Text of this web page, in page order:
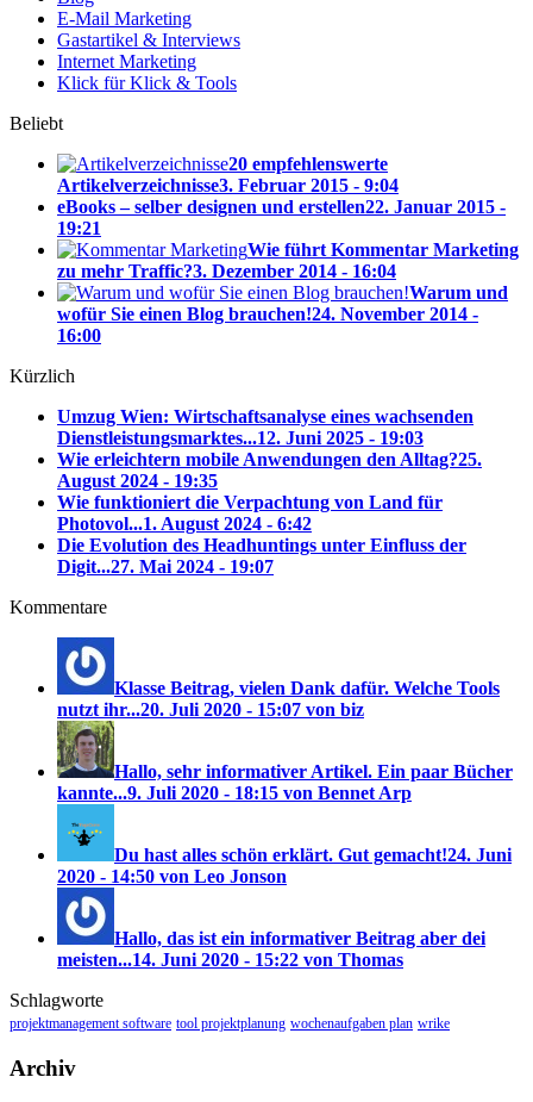
E-Mail Marketing
Gastartikel & Interviews
Internet Marketing
Klick für Klick & Tools
Beliebt
20 empfehlenswerte
Artikelverzeichnisse3. Februar 2015 - 9:04
eBooks – selber designen und erstellen22. Januar 2015 -
19:21
Wie führt Kommentar Marketing
zu mehr Traffic?3. Dezember 2014 - 16:04
Warum und
wofür Sie einen Blog brauchen!24. November 2014 -
16:00
Kürzlich
Umzug Wien: Wirtschaftsanalyse eines wachsenden
Dienstleistungsmarktes...12. Juni 2025 - 19:03
Wie erleichtern mobile Anwendungen den Alltag?25.
August 2024 - 19:35
Wie funktioniert die Verpachtung von Land für
Photovol...1. August 2024 - 6:42
Die Evolution des Headhuntings unter Einfluss der
Digit...27. Mai 2024 - 19:07
Kommentare
Klasse Beitrag, vielen Dank dafür. Welche Tools
nutzt ihr...20. Juli 2020 - 15:07 von biz
Hallo, sehr informativer Artikel. Ein paar Bücher
kannte...9. Juli 2020 - 18:15 von Bennet Arp
Du hast alles schön erklärt. Gut gemacht!24. Juni
2020 - 14:50 von Leo Jonson
Hallo, das ist ein informativer Beitrag aber dei
meisten...14. Juni 2020 - 15:22 von Thomas
Schlagworte
projektmanagement software tool projektplanung wochenaufgaben plan wrike
Archiv